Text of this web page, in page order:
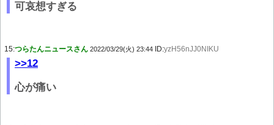
可哀想すぎる
15:つらたんニュースさん 2022/03/29(火) 23:44 ID:yzH56nJJ0NIKU
>>12
心が痛い